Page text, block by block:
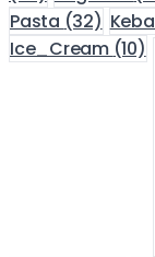
Pasta (32)
Ice_Cream (10)